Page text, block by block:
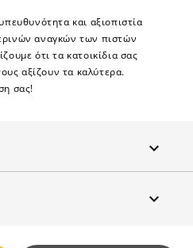
και αξιοπιστία
αναγκών των πιστών
ότι τα κατοικίδια σας
αξίζουν τα καλύτερα.
σας!

